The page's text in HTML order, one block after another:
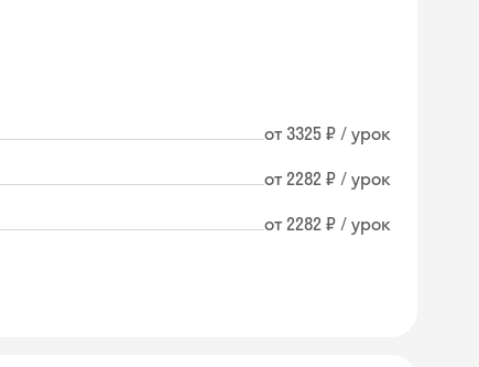
от 3325 ₽ / урок
от 2282 ₽ / урок
от 2282 ₽ / урок